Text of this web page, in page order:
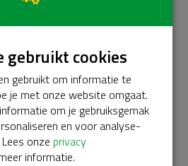
Anoniem
Ank
05-2026 | 21:15
Anoniem
05-2026 | 20:07
gebruikt cookies
gebruikt om informatie te
je met onze website omgaat.
om je gebruiksgemak
en voor analyse-
onze privacy
informatie.